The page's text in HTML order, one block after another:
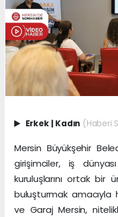
Erkek | Kadın (Haberi
Mersin Büyükşehir
girişimciler, iş
kuruluşlarını ortak bir
buluşturmak amacıyla
ve Garaj Mersin,